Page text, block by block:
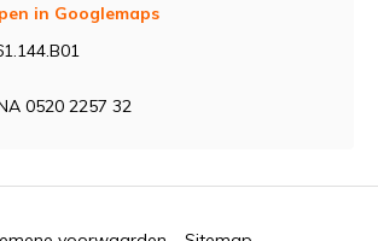
in Googlemaps
0520 2257 32